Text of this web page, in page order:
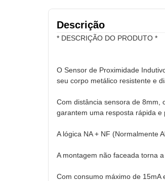
Descrição
* DESCRIÇÃO DO PRODUTO *
O Sensor de Proximidade
seu corpo metálico resistente e
Com distância sensora de 8mm,
garantem uma resposta rápida e
A lógica NA + NF (Normalmente
A montagem não faceada torna
Com consumo máximo de